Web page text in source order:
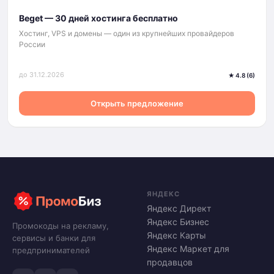
Beget — 30 дней хостинга бесплатно
Хостинг, VPS и домены — один из крупнейших провайдеров
России
до 31.12.2026 ★ 4.8 (6)
Открыть предложение
Промокоды на рекламу,
сервисы и банки для
предпринимателей
ЯНДЕКС
Яндекс Директ
Яндекс Бизнес
Яндекс Карты
Яндекс Маркет для
продавцов